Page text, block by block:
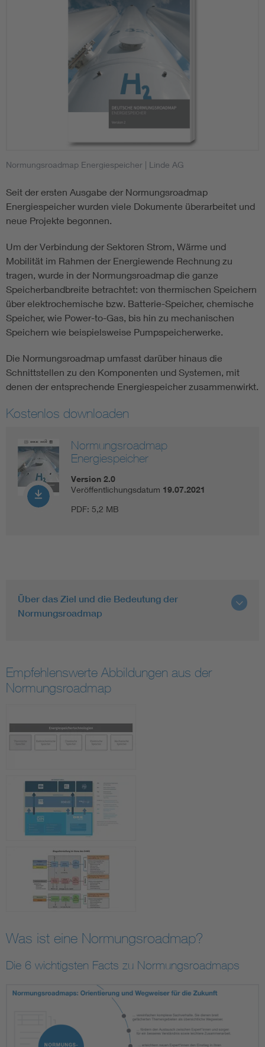
Normungsroadmap Energiespeicher | Linde AG
Seit der ersten Ausgabe der Normungsroadmap
Energiespeicher wurden viele Dokumente überarbeitet und
neue Projekte begonnen.
Um der Verbindung der Sektoren Strom, Wärme und
Mobilität im Rahmen der Energiewende Rechnung zu
tragen, wurde in der Normungsroadmap die ganze
Speicherbandbreite betrachtet: von thermischen Speichern
über elektrochemische bzw. Batterie-Speicher, chemische
Speicher, wie Power-to-Gas, bis hin zu mechanischen
Speichern wie beispielsweise Pumpspeicherwerke.
Die Normungsroadmap umfasst darüber hinaus die
Schnittstellen zu den Komponenten und Systemen, mit
denen der entsprechende Energiespeicher zusammenwirkt.
Kostenlos downloaden
Normungsroadmap
Energiespeicher
Version 2.0
Veröffentlichungsdatum 19.07.2021
PDF: 5,2 MB
Über das Ziel und die Bedeutung der
Normungsroadmap
Empfehlenswerte Abbildungen aus der
Normungsroadmap
Was ist eine Normungsroadmap?
Die 6 wichtigsten Facts zu Normungsroadmaps